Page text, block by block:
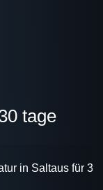
tage
in Saltaus für